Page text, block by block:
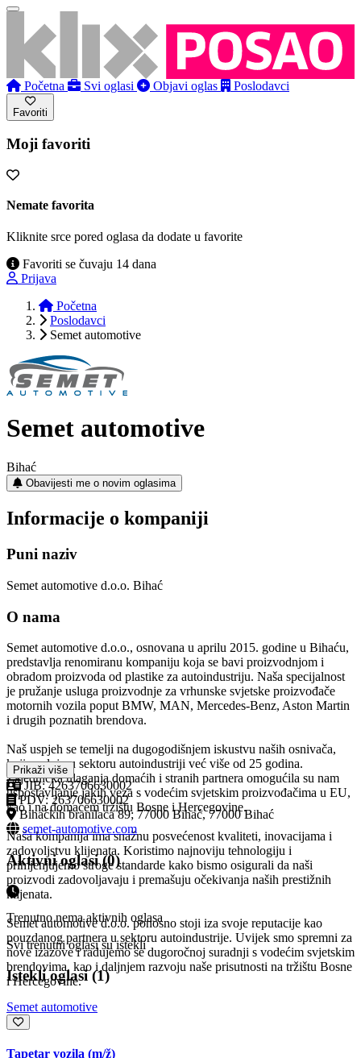
Početna Svi oglasi Objavi oglas Poslodavci
Favoriti
Moji favoriti
Nemate favorita
Kliknite srce pored oglasa da dodate u favorite
Favoriti se čuvaju 14 dana
Prijava
Početna
Poslodavci
Semet automotive
Semet automotive
Bihać
Obavijesti me o novim oglasima
Informacije o kompaniji
Puni naziv
Semet automotive d.o.o. Bihać
O nama
Semet automotive d.o.o., osnovana u aprilu 2015. godine u Bihaću,
predstavlja renomiranu kompaniju koja se bavi proizvodnjom i
obradom proizvoda od plastike za autoindustriju. Naša specijalnost
je pružanje usluga proizvodnje za vrhunske svjetske proizvođače
motornih vozila poput BMW, MAN, Mercedes-Benz, Aston Martin
i drugih poznatih brendova.
Naš uspjeh se temelji na dugogodišnjem iskustvu naših osnivača,
koji posluju u sektoru autoindustriji već više od 25 godina.
Zajednička ulaganja domaćih i stranih partnera omogućila su nam
uspostavljanje jakih veza s vodećim svjetskim proizvođačima u EU,
kao i na domaćem tržištu Bosne i Hercegovine.
Naša kompanija ima snažnu posvećenost kvaliteti, inovacijama i
zadovoljstvu klijenata. Koristimo najnoviju tehnologiju i
primjenjujemo stroge standarde kako bismo osigurali da naši
proizvodi zadovoljavaju i premašuju očekivanja naših prestižnih
klijenata.
Semet automotive d.o.o. ponosno stoji iza svoje reputacije kao
pouzdanog partnera u sektoru autoindustrije. Uvijek smo spremni za
nove izazove i radujemo se dugoročnoj suradnji s vodećim svjetskim
brendovima, kao i daljnjem razvoju naše prisutnosti na tržištu Bosne
i Hercegovine.
Prikaži više
JIB: 4263706630002
PDV: 263706630002
Bihaćkih branilaca 89; 77000 Bihać, 77000 Bihać
semet-automotive.com
Aktivni oglasi (0)
Trenutno nema aktivnih oglasa
Svi trenutni oglasi su istekli
Istekli oglasi (1)
Semet automotive
Tapetar vozila (m/ž)